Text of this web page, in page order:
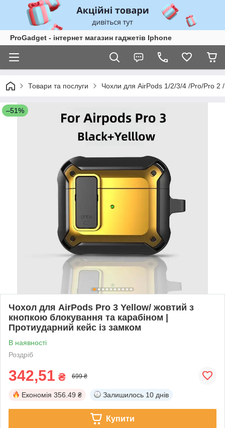
ProGadget - iнтернет магазин гаджетів Iphone
Товари та послуги Чохли для AirPods 1/2/3/4 /Pro/Pro 2
–51%
Чохол для AirPods Pro 3 Yellow/ жовтий з
кнопкою блокування та карабіном |
Протиударний кейс із замком
В наявності
Роздріб
342,51 ₴ 699 ₴
Економія 356.49 ₴ Залишилось 10 днів
Купити